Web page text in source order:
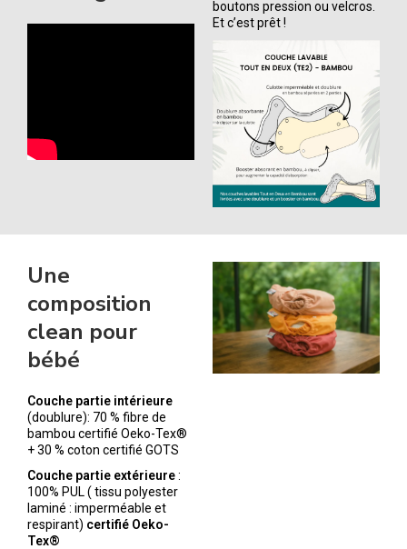
boutons pression ou velcros.
Et c’est prêt !
Une
composition
clean pour
bébé
Couche partie intérieure
(doublure): 70 % fibre de
bambou certifié Oeko-Tex®
+ 30 % coton certifié GOTS
Couche partie extérieure:
100% PUL ( tissu polyester
laminé : imperméable et
respirant) certifié Oeko-
Tex®